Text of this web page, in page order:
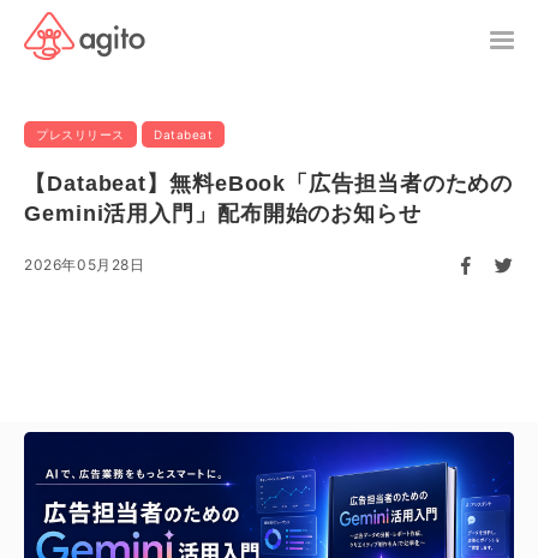
プレスリリース Databeat
【Databeat】無料eBook「広告担当者のための
Gemini活用入門」配布開始のお知らせ
2026年05月28日